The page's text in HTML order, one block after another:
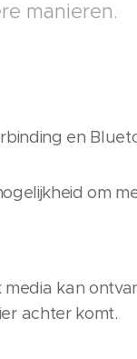
manieren.
en
om
kan
achter komt.